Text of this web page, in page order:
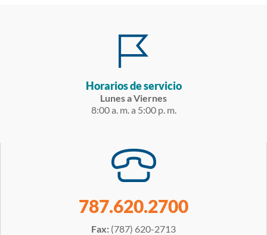
Horarios de servicio
Lunes a Viernes
8:00 a. m. a 5:00 p. m.
787.620.2700
Fax: (787) 620-2713